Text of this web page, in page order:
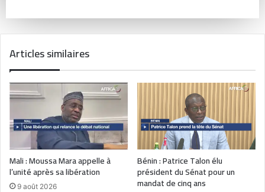
Articles similaires
Mali : Moussa Mara appelle à
l’unité après sa libération
9 août 2026
Bénin : Patrice Talon élu
président du Sénat pour un
mandat de cinq ans